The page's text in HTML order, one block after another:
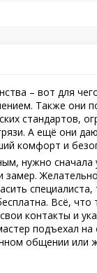
– вот для
Также они
стандартов,
А ещё они
комфорт и
нужно сначала
замер.
Всё, что
контакты и
подъехал
общении или